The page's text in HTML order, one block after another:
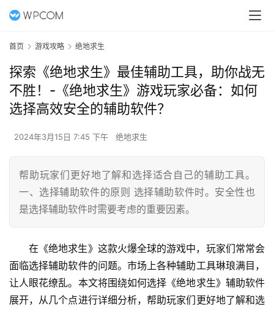
首页 游戏攻略 绝地求生
探索《绝地求生》最佳辅助工具，助你战无
不胜！-《绝地求生》游戏玩家必备：如何
选择高效安全的辅助软件？
2024年3月15日 7:45 下午 绝地求生
帮助玩家们更好地了解和选择适合自己的辅助工具。
一、选择辅助软件的原则 选择辅助软件时。安全性也
是选择辅助软件时需要考虑的重要因素。
在《绝地求生》这款火爆全球的游戏中，玩家们常常会
面临选择辅助软件的问题。市场上各种辅助工具琳琅满目，
让人眼花缭乱。本文将围绕如何选择《绝地求生》辅助软件
展开，从几个点进行详细分析，帮助玩家们更好地了解和选